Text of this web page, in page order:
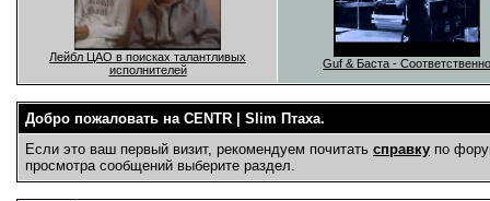
Лейбл ЦАО в поисках талантливых
исполнителей
Guf & Баста - Соответственно
Добро пожаловать на CENTR | Slim Птаха.
Если это ваш первый визит, рекомендуем почитать справку по
просмотра сообщений выберите раздел.